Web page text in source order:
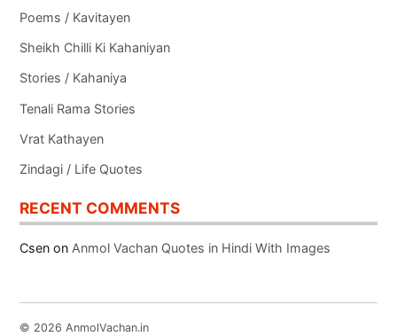
Poems / Kavitayen
Sheikh Chilli Ki Kahaniyan
Stories / Kahaniya
Tenali Rama Stories
Vrat Kathayen
Zindagi / Life Quotes
RECENT COMMENTS
Csen on Anmol Vachan Quotes in Hindi With Images
© 2026 AnmolVachan.in